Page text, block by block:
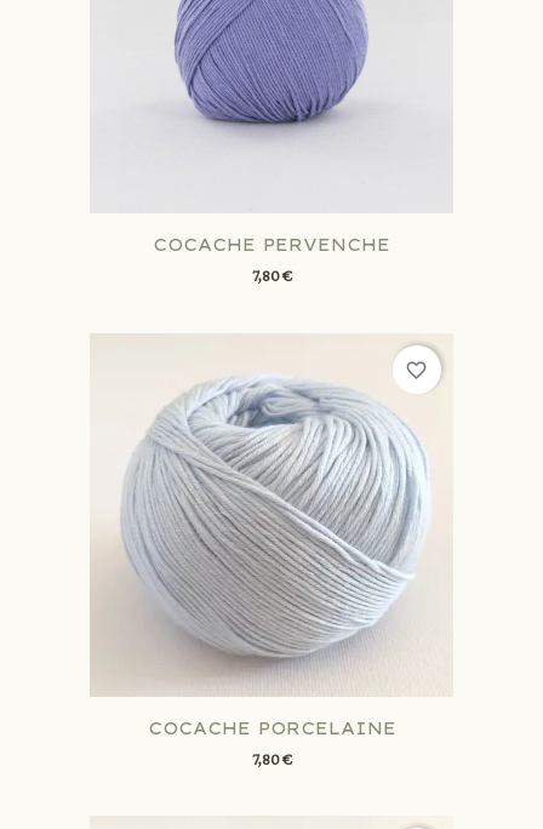
COCACHE PERVENCHE
7,80 €
COCACHE PORCELAINE
7,80 €
favorite_border